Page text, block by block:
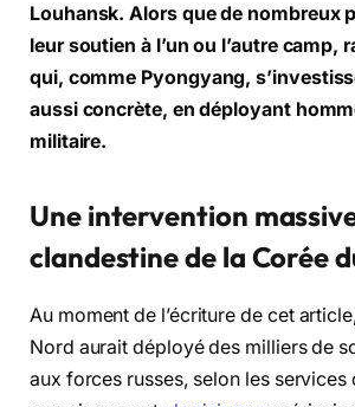
Louhansk. Alors que de nombreux
leur soutien à l’un ou l’autre camp,
qui, comme Pyongyang,
aussi concrète, en déployant
militaire.
Une intervention
clandestine de la Corée
Au moment de l’écriture de cet
Nord aurait déployé des milliers de
aux forces russes, selon les services